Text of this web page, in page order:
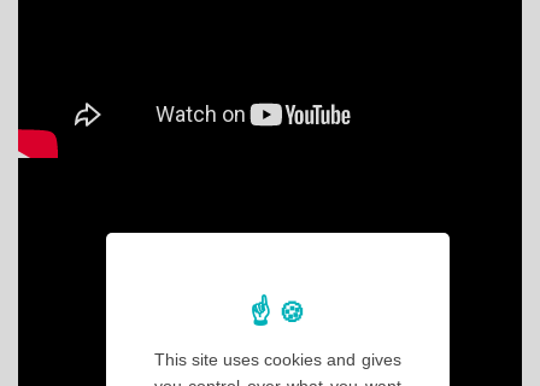
This site uses cookies and gives